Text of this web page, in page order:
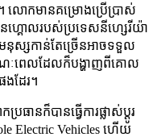
លោកមានគម្រោងប្រើប្រាស់
នហ្គោលរបស់ប្រទេសនីហ្សេរីយ៉ា
នុស្សកាន់តែច្រើនអាចទទួល
ណៈពេលដែលក៏បង្ហាញពីគោល
ងដែរ។
ានក៏បានធ្វើការផ្លាស់ប្តូរ
Electric Vehicles ហើយ